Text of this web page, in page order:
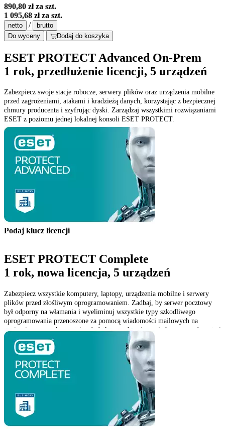
890,80 złza szt.
1 095,68 złza szt.
netto /
brutto
Do wyceny
Dodaj do koszyka
ESET PROTECT Advanced On-Prem
1 rok, przedłużenie licencji, 5 urządzeń
Zabezpiecz swoje stacje robocze, serwery plików oraz urządzenia mobilne
przed zagrożeniami, atakami i kradzieżą danych, korzystając z bezpiecznej
chmury producenta i szyfrując dyski. Zarządzaj wszystkimi rozwiązaniami
ESET z poziomu jednej lokalnej konsoli ESET PROTECT.
Podaj klucz licencji
ESET PROTECT Complete
1 rok, nowa licencja, 5 urządzeń
Zabezpiecz wszystkie komputery, laptopy, urządzenia mobilne i serwery
plików przed złośliwym oprogramowaniem. Zadbaj, by serwer pocztowy
był odporny na włamania i wyeliminuj wszystkie typy szkodliwego
oprogramowania przenoszone za pomocą wiadomości mailowych na
poziomie serwera korzystając dodatkowo z bezpiecznej chmury producenta i
szyfrując dyski. Zarządzaj wszystkim z chmurowej konsoli ESET
PROTECT CLOUD.